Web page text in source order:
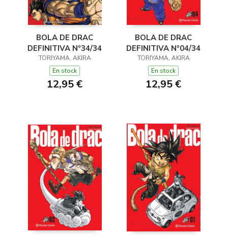
BOLA DE DRAC
DEFINITIVA Nº34/34
TORIYAMA, AKIRA
En stock
12,95 €
BOLA DE DRAC
DEFINITIVA Nº04/34
TORIYAMA, AKIRA
En stock
12,95 €